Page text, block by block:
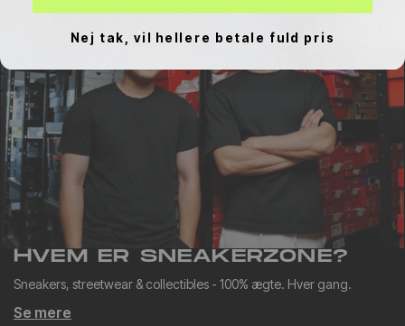
HVEM ER SNEAKERZONE?
Sneakers, streetwear & collectibles - 100% ægte. Hver gang.
Se mere
Nej tak, vil hellere betale fuld pris